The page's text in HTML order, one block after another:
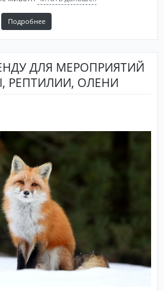
Подробнее
ДЛЯ МЕРОПРИЯТИЙ
РЕПТИЛИИ, ОЛЕНИ